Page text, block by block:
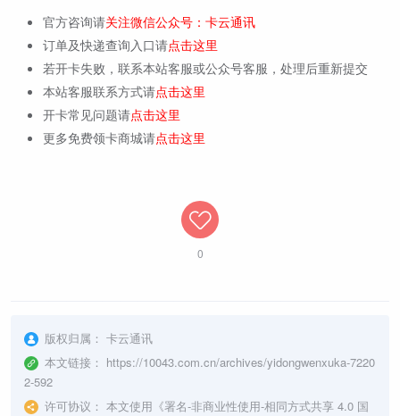
官方咨询请关注微信公众号：卡云通讯
订单及快递查询入口请点击这里
若开卡失败，联系本站客服或公众号客服，处理后重新提交
本站客服联系方式请点击这里
开卡常见问题请点击这里
更多免费领卡商城请点击这里
0
版权归属： 卡云通讯
本文链接： https://10043.com.cn/archives/yidongwenxuka-7220
2-592
许可协议： 本文使用《署名-非商业性使用-相同方式共享 4.0 国